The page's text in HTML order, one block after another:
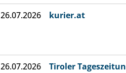
26.07.2026 kurier.at
26.07.2026 Tiroler